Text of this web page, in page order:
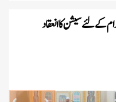
کے لئے سیشن کا انعقاد
Next